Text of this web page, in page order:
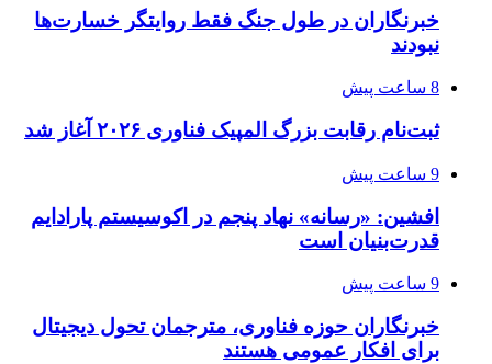
خبرنگاران در طول جنگ فقط روایتگر خسارت‌ها
نبودند
8 ساعت پیش
ثبت‌نام رقابت بزرگ المپیک فناوری ۲۰۲۶ آغاز شد
9 ساعت پیش
افشین: «رسانه» نهاد پنجم در اکوسیستم پارادایم
قدرت‌بنیان است
9 ساعت پیش
خبرنگاران حوزه فناوری، مترجمان تحول دیجیتال
برای افکار عمومی هستند